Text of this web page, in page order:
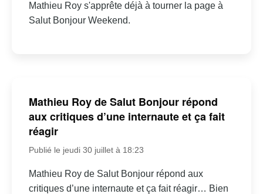
Mathieu Roy s'apprête déjà à tourner la page à
Salut Bonjour Weekend.
Mathieu Roy de Salut Bonjour répond
aux critiques d’une internaute et ça fait
réagir
Publié le jeudi 30 juillet à 18:23
Mathieu Roy de Salut Bonjour répond aux
critiques d’une internaute et ça fait réagir… Bien